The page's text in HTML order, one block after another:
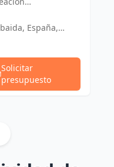
deEspaña,
Solicitar
presupuesto